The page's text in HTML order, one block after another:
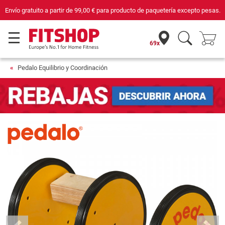
Envío gratuito a partir de99,00 €para producto de paquetería excepto pesas.
69x
Pedalo Equilibrio y Coordinación